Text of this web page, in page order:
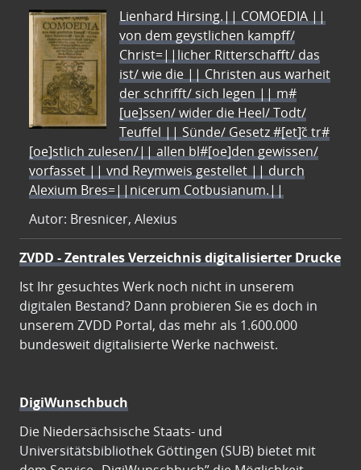
Lienhard Hirsing.|| COMOEDIA ||
von dem geystlichen kampff/
Christ=||licher Ritterschafft/ das
ist/ wie die || Christen aus warheit
der schrifft/ sich legen || m#
[ue]ssen/ wider die Heel/ Todt/
Teuffel || Sünde/ Gesetz #[et]c̃ tr#
[oe]stlich zulesen/|| allen bl#[oe]den gewissen/
vorfasset || vnd Reymweis gestellet || durch
Alexium Bres=||nicerum Cotbusianum.||
Autor: Bresnicer, Alexius
ZVDD - Zentrales Verzeichnis digitalisierter Drucke
Ist Ihr gesuchtes Werk noch nicht in unserem
digitalen Bestand? Dann probieren Sie es doch in
unserem ZVDD Portal, das mehr als 1.600.000
bundesweit digitalisierte Werke nachweist.
DigiWunschbuch
Die Niedersächsische Staats- und
Universitätsbibliothek Göttingen (SUB) bietet mit